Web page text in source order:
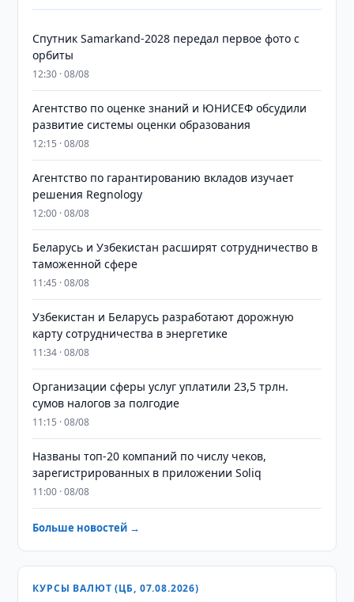
Спутник Samarkand-2028 передал первое фото с
орбиты
12:30 · 08/08
Агентство по оценке знаний и ЮНИСЕФ обсудили
развитие системы оценки образования
12:15 · 08/08
Агентство по гарантированию вкладов изучает
решения Regnology
12:00 · 08/08
Беларусь и Узбекистан расширят сотрудничество в
таможенной сфере
11:45 · 08/08
Узбекистан и Беларусь разработают дорожную
карту сотрудничества в энергетике
11:34 · 08/08
Организации сферы услуг уплатили 23,5 трлн.
сумов налогов за полгодие
11:15 · 08/08
Названы топ-20 компаний по числу чеков,
зарегистрированных в приложении Soliq
11:00 · 08/08
Больше новостей →
КУРСЫ ВАЛЮТ (ЦБ, 07.08.2026)